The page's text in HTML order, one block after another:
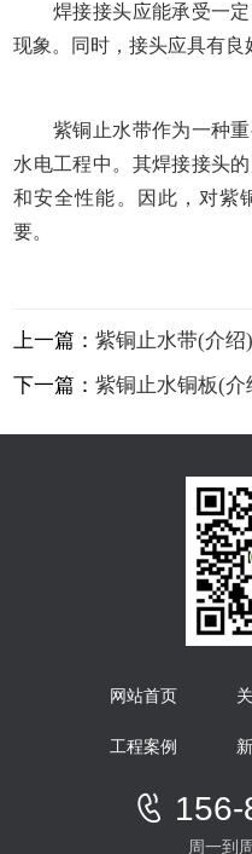
焊接接头应能承受一定
现象。同时，接头应具有良
紫铜止水带作为一种重
水电工程中。其焊接接头
和安全性能。因此，对紫
要。
上一篇：紫铜止水带(介绍)
下一篇：紫铜止水铜板(介
网站首页
工程案例
周一到